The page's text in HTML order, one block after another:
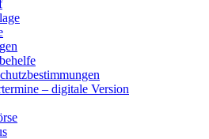
– digitale Version